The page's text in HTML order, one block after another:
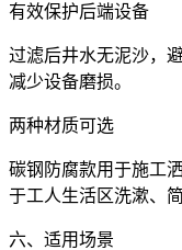
有效保护后端设备
过滤后井水无泥沙，
减少设备磨损。
两种材质可选
碳钢防腐款用于施工
于工人生活区洗漱、
六、适用场景